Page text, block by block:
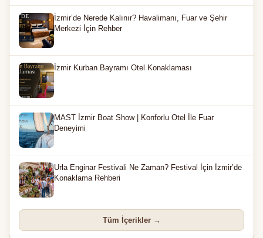
İzmir’de Nerede Kalınır? Havalimanı, Fuar ve Şehir
Merkezi İçin Rehber
İzmir Kurban Bayramı Otel Konaklaması
MAST İzmir Boat Show | Konforlu Otel İle Fuar
Deneyimi
Urla Enginar Festivali Ne Zaman? Festival İçin İzmir’de
Konaklama Rehberi
Tüm İçerikler →